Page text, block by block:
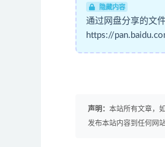
隐藏内容
通过网盘分享的文
https://
声明：本站所有文章，
发布本站内容到任何网